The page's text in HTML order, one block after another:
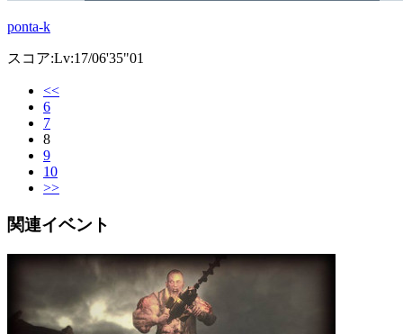
ponta-k
スコア:Lv:17/06'35"01
<<
6
7
8
9
10
>>
関連イベント